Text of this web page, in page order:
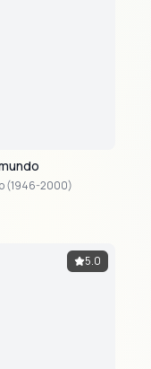
(1946-2000)
5.0